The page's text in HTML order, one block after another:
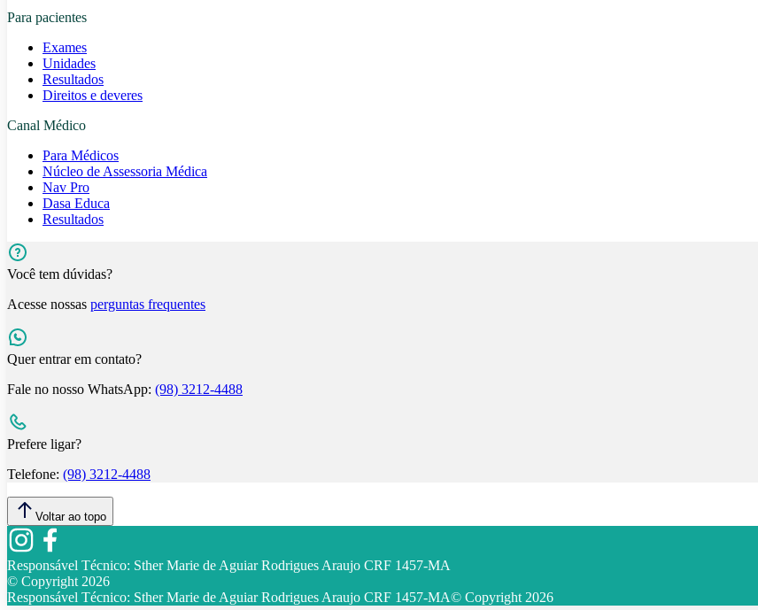
Para pacientes
Exames
Unidades
Resultados
Direitos e deveres
Canal Médico
Para Médicos
Núcleo de Assessoria Médica
Nav Pro
Dasa Educa
Resultados
Você tem dúvidas?
Acesse nossas perguntas frequentes
Quer entrar em contato?
Fale no nosso WhatsApp: (98) 3212-4488
Prefere ligar?
Telefone: (98) 3212-4488
Voltar ao topo
Responsável Técnico: Sther Marie de Aguiar Rodrigues Araujo CRF 1457-MA
© Copyright 2026
Responsável Técnico: Sther Marie de Aguiar Rodrigues Araujo CRF 1457-MA© Copyright 2026